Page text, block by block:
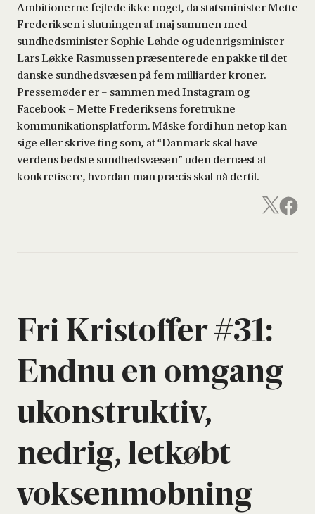
Ambitionerne fejlede ikke noget, da statsminister Mette
Frederiksen i slutningen af maj sammen med
sundhedsminister Sophie Løhde og udenrigsminister
Lars Løkke Rasmussen præsenterede en pakke til det
danske sundhedsvæsen på fem milliarder kroner.
Pressemøder er – sammen med Instagram og
Facebook – Mette Frederiksens foretrukne
kommunikationsplatform. Måske fordi hun netop kan
sige eller skrive ting som, at “Danmark skal have
verdens bedste sundhedsvæsen” uden dernæst at
konkretisere, hvordan man præcis skal nå dertil.
Fri Kri­stof­fer #31:
End­nu en omgang
ukon­struk­tiv,
nedrig, let­købt
vok­sen­mob­ning